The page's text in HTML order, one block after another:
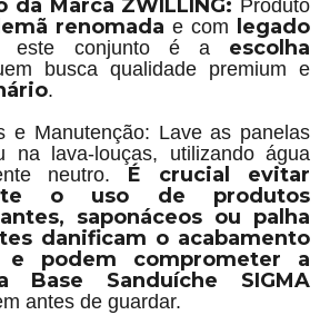
da Marca ZWILLING: Produto
renomada e com
legado
este conjunto é a escolha
busca qualidade premium e
.
e Manutenção: Lave as panelas
na lava-louças, utilizando água
neutro.
É crucial evitar
o uso de produtos
saponáceos ou palha
danificam o acabamento
e podem comprometer a
Base Sanduíche SIGMA
antes de guardar.